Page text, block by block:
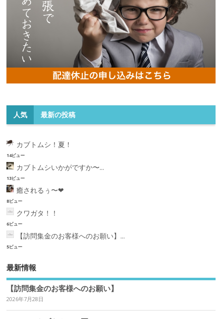
人気 最新の投稿
カブトムシ！夏！
14ビュー
カブトムシいかがですか〜...
13ビュー
癒されるぅ〜❤︎
8ビュー
クワガタ！！
6ビュー
【訪問集金のお客様へのお願い】...
5ビュー
最新情報
【訪問集金のお客様へのお願い】
2026年7月28日